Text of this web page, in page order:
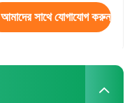
আমাদের সাথে যোগাযোগ করুন